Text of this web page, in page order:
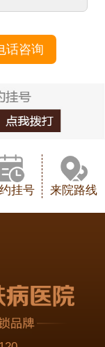
话咨询
挂号 来院路线